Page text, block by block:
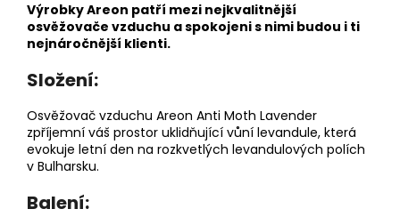
Výrobky Areon patří mezi nejkvalitnější
osvěžovače vzduchu a spokojeni s nimi budou i ti
nejnáročnější klienti.
Složení:
Osvěžovač vzduchu Areon Anti Moth Lavender
zpříjemní váš prostor uklidňující vůní levandule, která
evokuje letní den na rozkvetlých levandulových polích
v Bulharsku.
Balení: